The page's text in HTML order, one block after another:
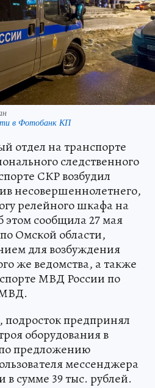
в Фотобанк КП
отдел на транспорте
следственного
СКР возбудил
несовершеннолетнего,
релейного шкафа на
сообщила 27 мая
Омской области,
для возбуждения
же ведомства, а также
МВД России по
предпринял
оборудования в
предложению
мессенджера
в сумме 39 тыс. рублей.